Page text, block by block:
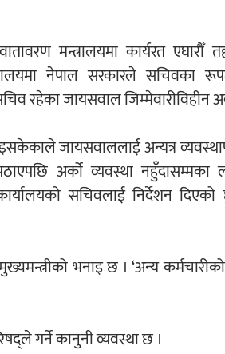
मन्त्रालयमा कार्यरत एघारौँ
नेपाल सरकारले सचिवका
रहेका जायसवाल जिम्मेवारीविहीन
जायसवाललाई अन्यत्र
अर्को व्यवस्था
सचिवलाई निर्देशन
भनाइ छ । ‘अन्य
गर्ने कानुनी व्यवस्था छ ।